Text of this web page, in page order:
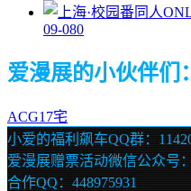
09-080
爱漫展的小伙伴们：
ACG17宅
小爱的福利飙车QQ群：
爱漫展赠票活动微信公众号：
合作QQ：448975931